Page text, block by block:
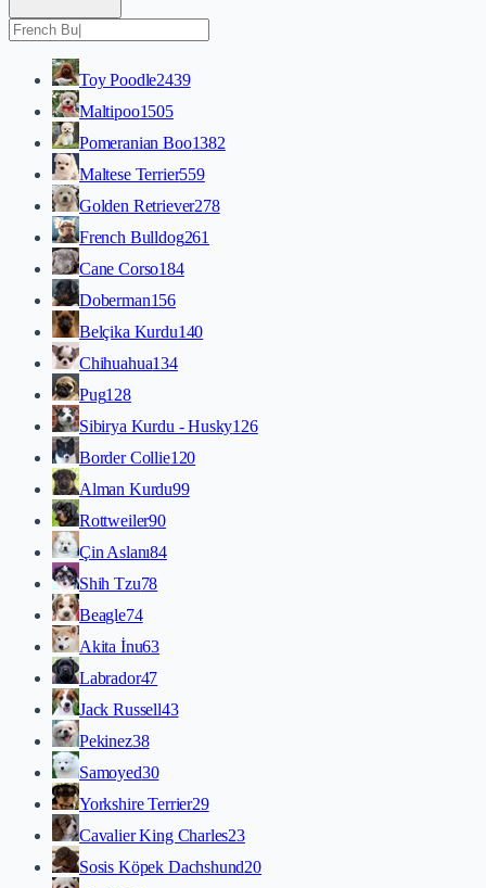
Toy Poodle2439
Maltipoo1505
Pomeranian Boo1382
Maltese Terrier559
Golden Retriever278
French Bulldog261
Cane Corso184
Doberman156
Belçika Kurdu140
Chihuahua134
Pug128
Sibirya Kurdu - Husky126
Border Collie120
Alman Kurdu99
Rottweiler90
Çin Aslanı84
Shih Tzu78
Beagle74
Akita İnu63
Labrador47
Jack Russell43
Pekinez38
Samoyed30
Yorkshire Terrier29
Cavalier King Charles23
Sosis Köpek Dachshund20